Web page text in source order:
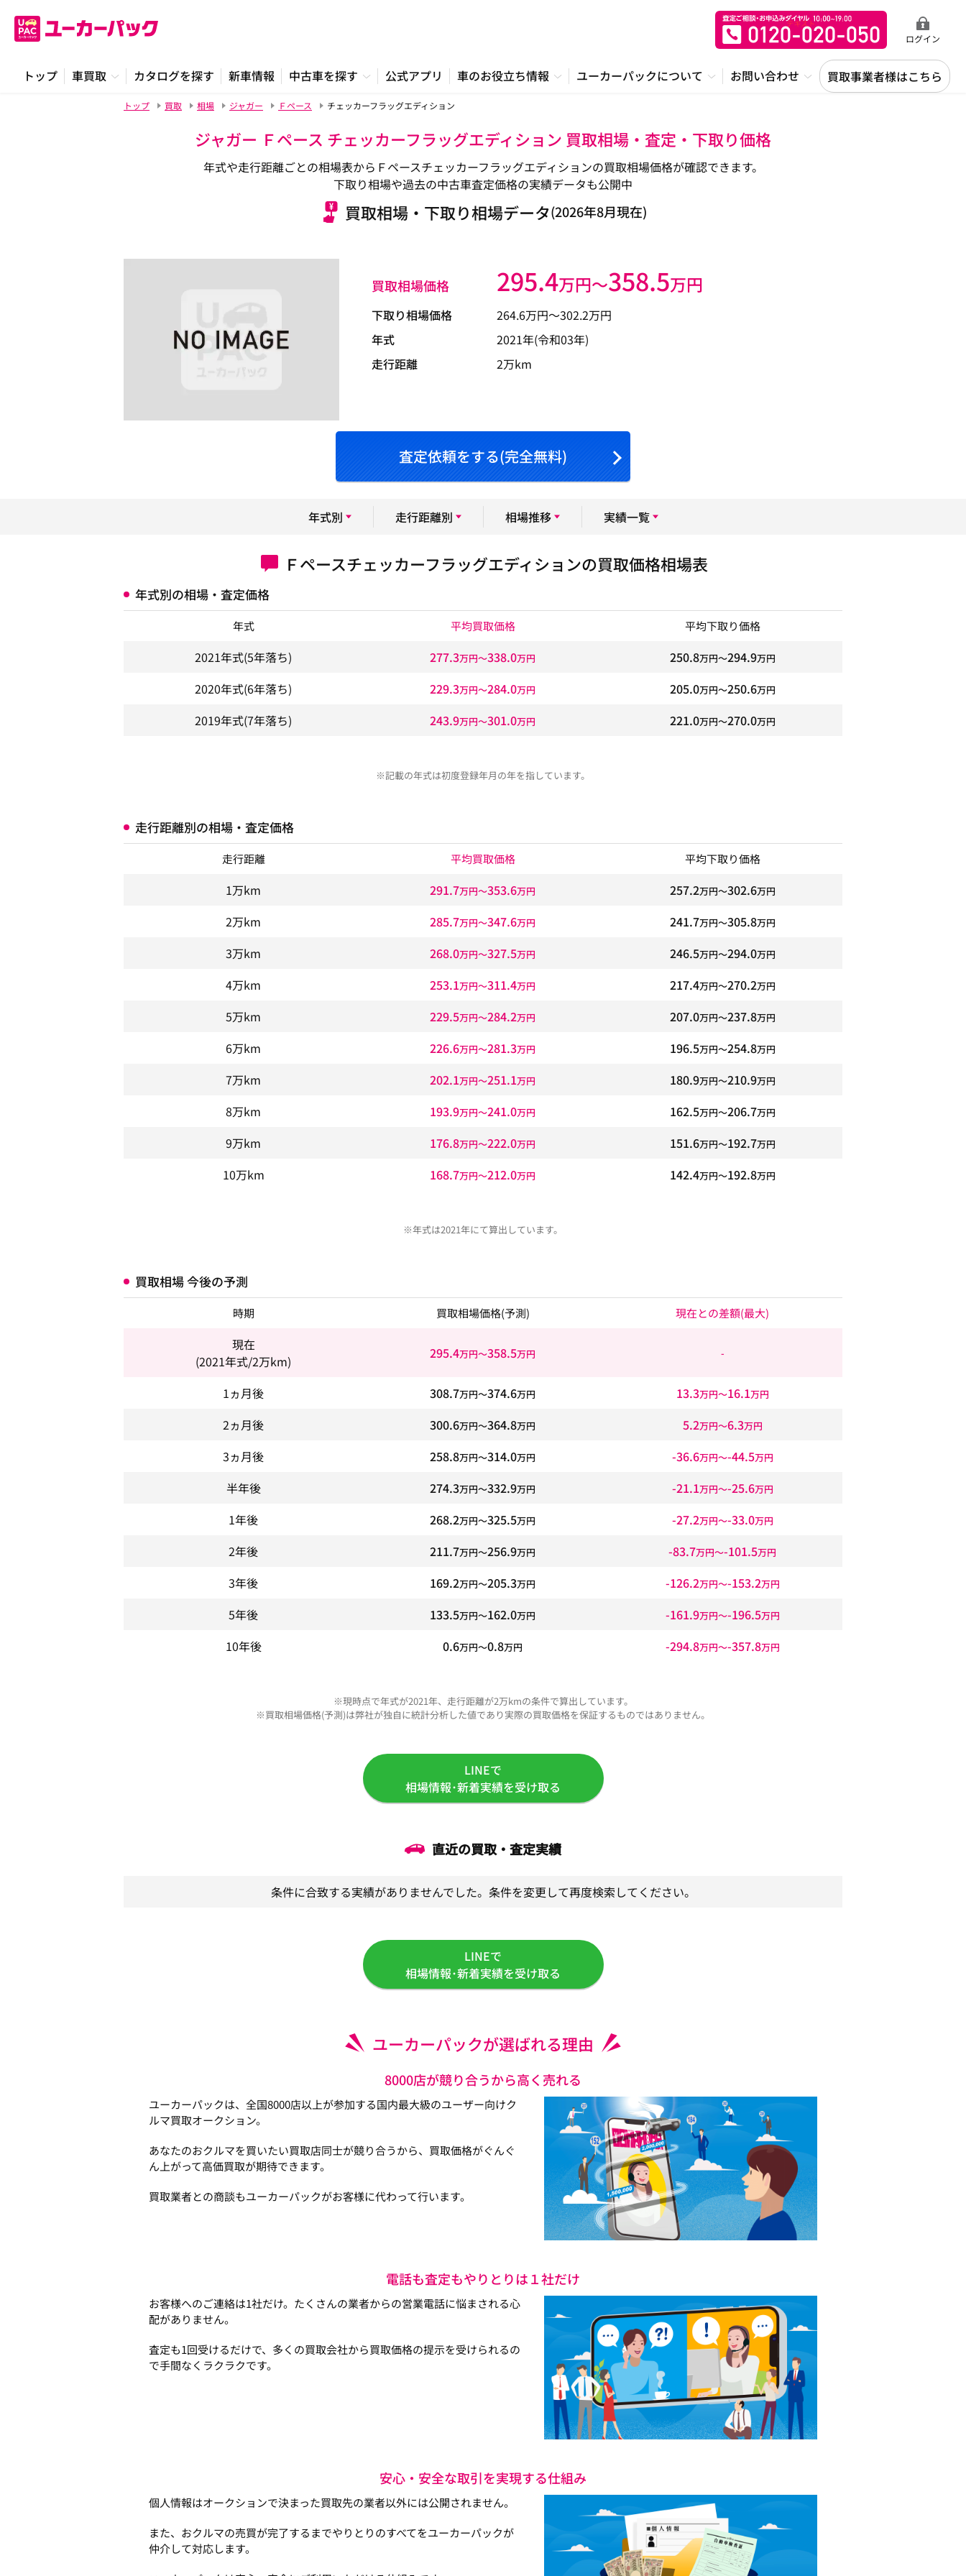
ログイン
トップ 車買取 カタログを探す 新車情報 中古車を探す 公式アプリ 車のお役立ち情報 ユーカーパックについて お問い合わせ 買取事業者様はこちら
トップ 買取 相場 ジャガー Ｆペース チェッカーフラッグエディション
ジャガー Ｆペース チェッカーフラッグエディション 買取相場・査定・下取り価格
年式や走行距離ごとの相場表からＦペースチェッカーフラッグエディションの買取相場価格が確認できます。
下取り相場や過去の中古車査定価格の実績データも公開中
買取相場・下取り相場データ(2026年8月現在)
買取相場価格 295.4万円〜358.5万円
下取り相場価格 264.6万円〜302.2万円
年式
2021年(令和03年)
走行距離
2万km
査定依頼をする(完全無料)
年式別 走行距離別 相場推移 実績一覧
Ｆペースチェッカーフラッグエディションの買取価格相場表
年式別の相場・査定価格
年式 平均買取価格 平均下取り価格
2021年式(5年落ち) 277.3万円〜338.0万円 250.8万円〜294.9万円
2020年式(6年落ち) 229.3万円〜284.0万円 205.0万円〜250.6万円
2019年式(7年落ち) 243.9万円〜301.0万円 221.0万円〜270.0万円
※記載の年式は初度登録年月の年を指しています。
走行距離別の相場・査定価格
走行距離 平均買取価格 平均下取り価格
1万km 291.7万円〜353.6万円 257.2万円〜302.6万円
2万km 285.7万円〜347.6万円 241.7万円〜305.8万円
3万km 268.0万円〜327.5万円 246.5万円〜294.0万円
4万km 253.1万円〜311.4万円 217.4万円〜270.2万円
5万km 229.5万円〜284.2万円 207.0万円〜237.8万円
6万km 226.6万円〜281.3万円 196.5万円〜254.8万円
7万km 202.1万円〜251.1万円 180.9万円〜210.9万円
8万km 193.9万円〜241.0万円 162.5万円〜206.7万円
9万km 176.8万円〜222.0万円 151.6万円〜192.7万円
10万km 168.7万円〜212.0万円 142.4万円〜192.8万円
※年式は2021年にて算出しています。
買取相場 今後の予測
時期 買取相場価格(予測) 現在との差額(最大)
現在
(2021年式/2万km)
295.4万円〜358.5万円 -
1ヵ月後 308.7万円〜374.6万円 13.3万円〜16.1万円
2ヵ月後 300.6万円〜364.8万円 5.2万円〜6.3万円
3ヵ月後 258.8万円〜314.0万円 -36.6万円〜-44.5万円
半年後 274.3万円〜332.9万円 -21.1万円〜-25.6万円
1年後 268.2万円〜325.5万円 -27.2万円〜-33.0万円
2年後 211.7万円〜256.9万円 -83.7万円〜-101.5万円
3年後 169.2万円〜205.3万円 -126.2万円〜-153.2万円
5年後 133.5万円〜162.0万円 -161.9万円〜-196.5万円
10年後 0.6万円〜0.8万円 -294.8万円〜-357.8万円
※現時点で年式が2021年、走行距離が2万kmの条件で算出しています。
※買取相場価格(予測)は弊社が独自に統計分析した値であり実際の買取価格を保証するものではありません。
LINEで
相場情報･新着実績を受け取る
直近の買取・査定実績
条件に合致する実績がありませんでした。条件を変更して再度検索してください。
LINEで
相場情報･新着実績を受け取る
ユーカーパックが選ばれる理由
8000店が競り合うから高く売れる
ユーカーパックは、全国8000店以上が参加する国内最大級のユーザー向けク
ルマ買取オークション。
あなたのおクルマを買いたい買取店同士が競り合うから、買取価格がぐんぐ
ん上がって高価買取が期待できます。
買取業者との商談もユーカーパックがお客様に代わって行います。
電話も査定もやりとりは１社だけ
お客様へのご連絡は1社だけ。たくさんの業者からの営業電話に悩まされる心
配がありません。
査定も1回受けるだけで、多くの買取会社から買取価格の提示を受けられるの
で手間なくラクラクです。
安心・安全な取引を実現する仕組み
個人情報はオークションで決まった買取先の業者以外には公開されません。
また、おクルマの売買が完了するまでやりとりのすべてをユーカーパックが
仲介して対応します。